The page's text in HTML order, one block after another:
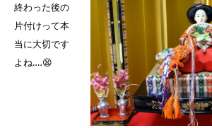
終わった後の
片付けって本
当に大切です
よね‥‥😫